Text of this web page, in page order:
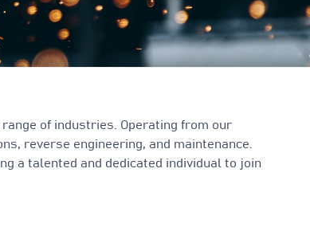
of industries. Operating from our
reverse engineering, and maintenance.
a talented and dedicated individual to join